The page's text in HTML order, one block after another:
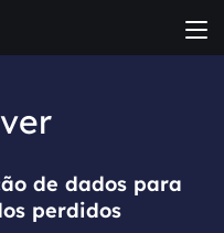
de dados para
perdidos